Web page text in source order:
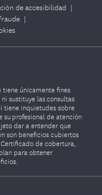
de accesibilidad |
|
únicamente fines
sustituye las consultas
tiene inquietudes sobre
su profesional de atención
dar a entender que
son beneficios cubiertos
de cobertura,
para obtener